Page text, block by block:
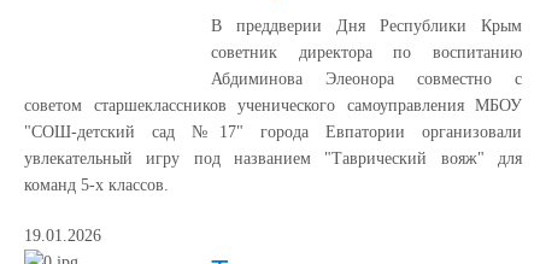
В преддверии Дня Республики Крым
советник директора по воспитанию
Абдиминова Элеонора совместно с
советом старшеклассников ученического самоуправления МБОУ
"СОШ-детский сад №17" города Евпатории организовали
увлекательный игру под названием "Таврический вояж" для
команд 5-х классов.
19.01.2026